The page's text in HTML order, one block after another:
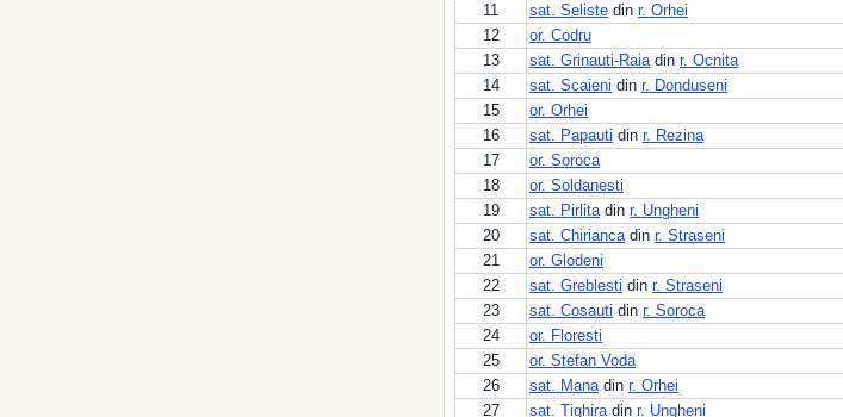
11
sat. Seliste din r. Orhei
12
or. Codru
13
sat. Grinauti-Raiadin r. Ocnita
14
sat. Scaieni din r. Donduseni
15
or. Orhei
16
sat. Papauti din r. Rezina
17
or. Soroca
18
or. Soldanesti
19
sat. Pirlitadin r. Ungheni
20
sat. Chiriancadin r. Straseni
21
or. Glodeni
22
sat. Greblesti din r. Straseni
23
sat. Cosauti din r. Soroca
24
or. Floresti
25
or. Stefan Voda
26
sat. Manadin r. Orhei
27
sat. Tighiradin r. Ungheni